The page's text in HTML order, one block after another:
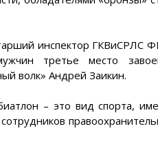
инспектор ГКВиСРЛС
третье место
волк» Андрей Заикин.
– это вид спорта,